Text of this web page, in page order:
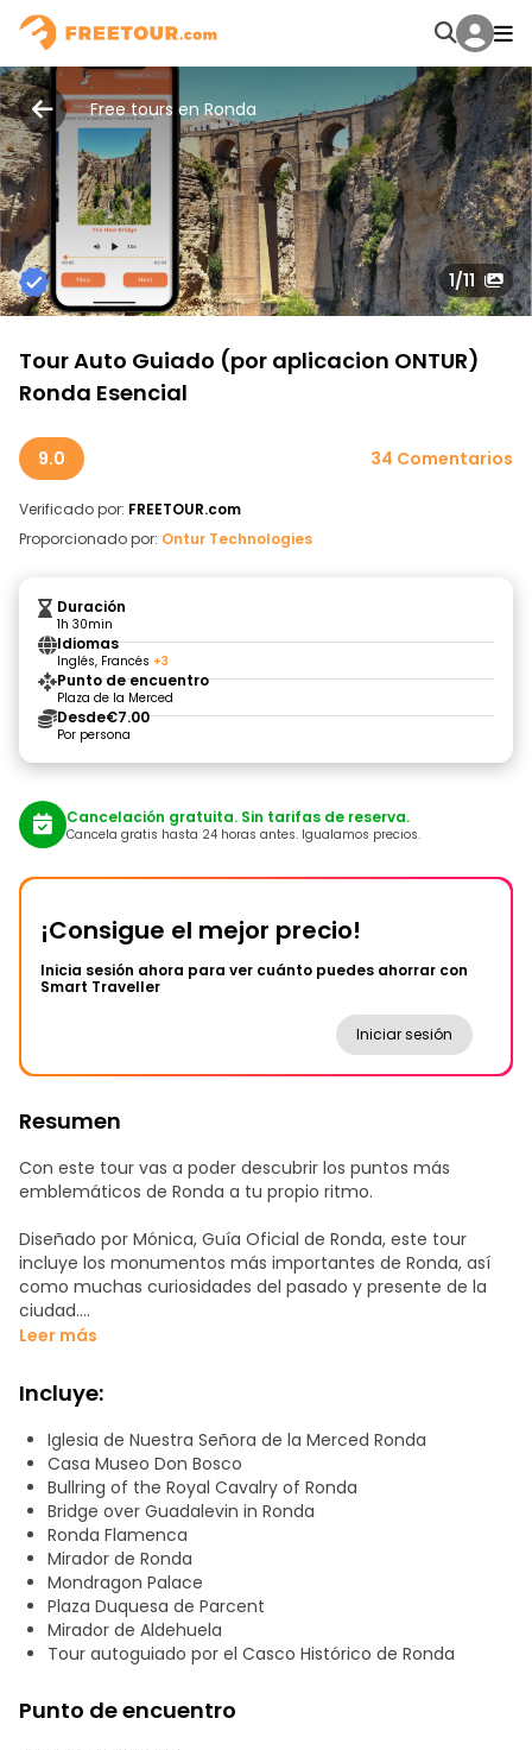
Free tours en Ronda
1/11
Tour Auto Guiado (por aplicacion ONTUR)
Ronda Esencial
9.0 34 Comentarios
Verificado por: FREETOUR.com
Proporcionado por: Ontur Technologies
Duración
1h 30min
Idiomas
Inglés, Francés +3
Punto de encuentro
Plaza de la Merced
Desde€7.00
Por persona
Cancelación gratuita. Sin tarifas de reserva.
Cancela gratis hasta 24 horas antes. Igualamos precios.
¡Consigue el mejor precio!
Inicia sesión ahora para ver cuánto puedes ahorrar con
Smart Traveller
Iniciar sesión
Resumen
Con este tour vas a poder descubrir los puntos más
emblemáticos de Ronda a tu propio ritmo.
Diseñado por Mónica, Guía Oficial de Ronda, este tour
incluye los monumentos más importantes de Ronda, así
como muchas curiosidades del pasado y presente de la
ciudad.
una experiencia tan completa como si te acompañara en
persona, pero con la libertad de tener toda la información
y un mapa guiado por GPS en tu móvil.
No hay horarios ni grupos: tendrás 14 días para completarlo
las veces que quieras y cuando decidas desde el día que
selecciones.
Incluye recomendaciones gastronómicas y de ocio
seleccionadas por Mónica para que disfrutes de Ronda
como un local.
Las INSTRUCCIONES para activar el tour te llegarán tras la
de SPAM).
Leer más
Incluye:
Iglesia de Nuestra Señora de la Merced Ronda
Casa Museo Don Bosco
Bullring of the Royal Cavalry of Ronda
Bridge over Guadalevin in Ronda
Ronda Flamenca
Mirador de Ronda
Mondragon Palace
Plaza Duquesa de Parcent
Mirador de Aldehuela
Tour autoguiado por el Casco Histórico de Ronda
Punto de encuentro